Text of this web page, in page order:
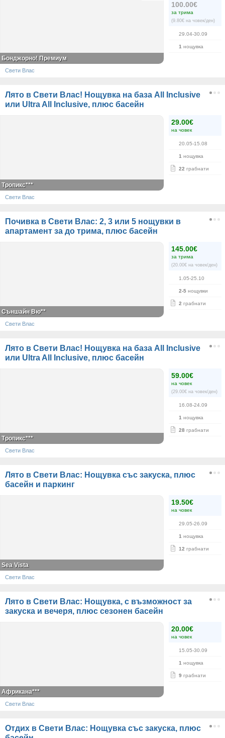
100.00€
за трима
(9.80€ на човек/ден)
29.04-30.09
1 нощувка
Бонджорно! Премиум
Свети Влас
Лято в Свети Влас! Нощувка на база All Inclusive
или Ultra All Inclusive, плюс басейн
29.00€
на човек
20.05-15.08
1 нощувка
22 грабнати
Тропикс***
Свети Влас
Почивка в Свети Влас: 2, 3 или 5 нощувки в
апартамент за до трима, плюс басейн
145.00€
за трима
(20.00€ на човек/ден)
1.05-25.10
2-5 нощувки
2 грабнати
Съншайн Вю**
Свети Влас
Лято в Свети Влас! Нощувка на база All Inclusive
или Ultra All Inclusive, плюс басейн
59.00€
на човек
(29.00€ на човек/ден)
16.08-24.09
1 нощувка
28 грабнати
Тропикс***
Свети Влас
Лято в Свети Влас: Нощувка със закуска, плюс
басейн и паркинг
19.50€
на човек
29.05-26.09
1 нощувка
12 грабнати
Sea Vista
Свети Влас
Лято в Свети Влас: Нощувка, с възможност за
закуска и вечеря, плюс сезонен басейн
20.00€
на човек
15.05-30.09
1 нощувка
9 грабнати
Африкана***
Свети Влас
Отдих в Свети Влас: Нощувка със закуска, плюс